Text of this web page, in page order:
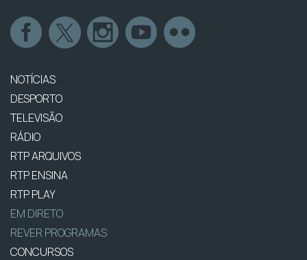
NOTÍCIAS
DESPORTO
TELEVISÃO
RÁDIO
RTP ARQUIVOS
RTP ENSINA
RTP PLAY
EM DIRETO
REVER PROGRAMAS
CONCURSOS